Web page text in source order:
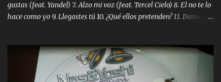
gustas (feat. Yandel) 7. Alzo mi voz (feat. Tercel Cielo) 8. El no te lo
hace como yo 9. Llegastes tú 10. ¿Qué ellos pretenden? 11. Dame la
Digital Booklet – Invicto ----------------------------- Nota:
Album proposto al massimo della qualità in formato iTunes Plus
AAC M4A; comprato su iTunes e a disposizione vostra per il